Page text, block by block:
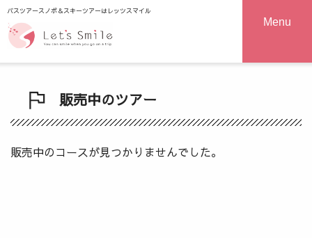
Menu
バスツアースノボ＆スキーツアーはレッツスマイル
販売中のツアー
販売中のコースが見つかりませんでした。